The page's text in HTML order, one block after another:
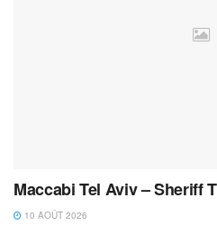
Maccabi Tel Aviv – Sheriff
10 AOÛT 2026